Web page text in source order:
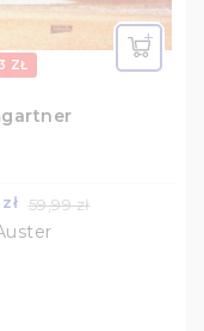
ZŁ
59,99 zł